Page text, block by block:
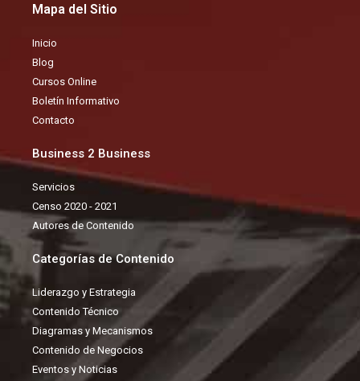
e
o
o
k
t
Mapa del Sitio
Inicio
Blog
Cursos Online
Boletín Informativo
Contacto
Business 2 Business
Servicios
Censo 2020 - 2021
Autores de Contenido
Categorías de Contenido
Liderazgo y Estrategia
Contenido Técnico
Diagramas y Mecanismos
Contenido de Negocios
Eventos y Noticias